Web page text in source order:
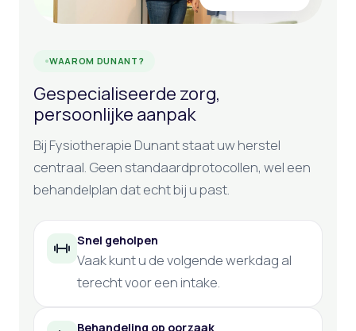
WAAROM DUNANT?
Gespecialiseerde zorg,
persoonlijke aanpak
Bij Fysiotherapie Dunant staat uw herstel
centraal. Geen standaardprotocollen, wel een
behandelplan dat echt bij u past.
Snel geholpen
Vaak kunt u de volgende werkdag al
terecht voor een intake.
Behandeling op oorzaak